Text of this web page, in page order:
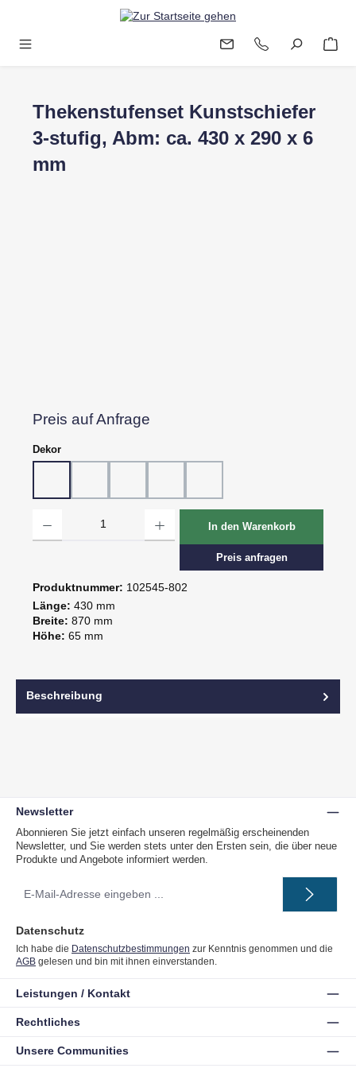
Zum Hauptinhalt springen
Thekenstufenset Kunstschiefer
3-stufig, Abm: ca. 430 x 290 x 6
mm
Preis auf Anfrage
Dekorauswählen
In den Warenkorb
Preis anfragen
Produktnummer: 102545-802
Länge: 430 mm
Breite: 870 mm
Höhe: 65 mm
Beschreibung
Newsletter
Abonnieren Sie jetzt einfach unseren regelmäßig erscheinenden
Newsletter, und Sie werden stets unter den Ersten sein, die über neue
Produkte und Angebote informiert werden.
Mail-
Datenschutz
Ich habe die Datenschutzbestimmungen zur Kenntnis genommen und die
AGB gelesen und bin mit ihnen einverstanden.
Unsere Communities
Leistungen / Kontakt
Rechtliches